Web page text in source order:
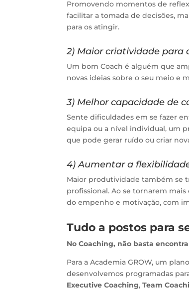
Promovendo momentos de
facilitar a tomada de decisões,
para os atingir.
2) Maior criatividade para
Um bom Coach é alguém que
novas ideias sobre o seu meio e
3) Melhor capacidade de
Sente dificuldades em se fazer
equipa ou a nível individual, um
que pode gerar ruído ou criar
4) Aumentar a
Maior produtividade também se
profissional. Ao se tornarem
do empenho e motivação, com
Tudo a postos para
No Coaching, não basta
Para a Academia GROW, um
desenvolvemos programadas
Executive Coaching,Team